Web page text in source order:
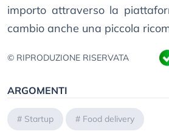
importo attraverso la
cambio anche una piccola
© RIPRODUZIONE RISERVATA
ARGOMENTI
# Startup # Food delivery